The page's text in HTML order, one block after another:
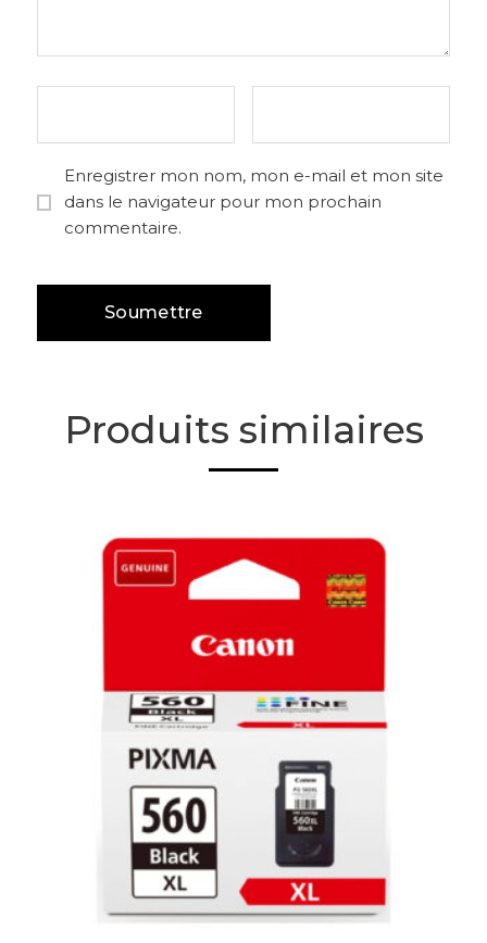
Enregistrer mon nom, mon e-mail et mon site
dans le navigateur pour mon prochain
commentaire.
Produits similaires